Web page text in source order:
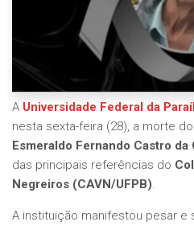
A Universidade Federal da
nesta sexta-feira (28), a morte
Esmeraldo Fernando Castro da
das principais referências do
Negreiros (CAVN/UFPB).
A instituição manifestou pesar e